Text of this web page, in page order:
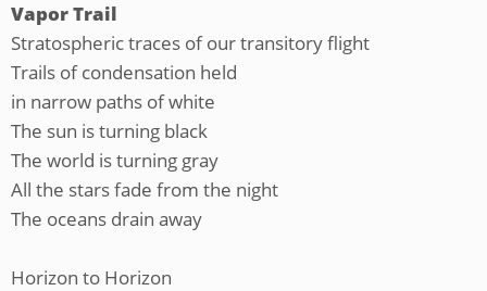
Vapor Trail
Stratospheric traces of our transitory flight
Trails of condensation held
in narrow paths of white
The sun is turning black
The world is turning gray
All the stars fade from the night
The oceans drain away
Horizon to Horizon